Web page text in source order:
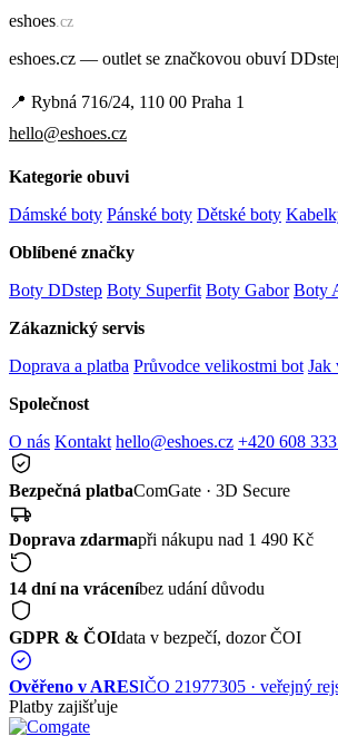
eshoes .cz
eshoes.cz — outlet se značkovou obuví
📍 Rybná 716/24, 110 00 Praha 1
hello@eshoes.cz
Kategorie obuvi
Dámské boty Pánské boty Dětské boty
Oblíbené značky
Boty DDstep Boty Superfit Boty Gabor Boty
Zákaznický servis
Doprava a platba Průvodce velikostmi bot Jak
Společnost
O nás Kontakt hello@eshoes.cz +420 608
Bezpečná platbaComGate · 3D Secure
Doprava zdarmapři nákupu nad 1 490 Kč
14 dní na vráceníbez udání důvodu
GDPR & ČOIdata v bezpečí, dozor ČOI
Ověřeno v ARESIČO 21977305 · veřejný
Platby zajišťuje